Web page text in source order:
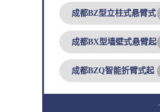
成都BZ型立柱式悬臂式
成都BX型墙壁式悬臂起
成都BZQ智能折臂式起